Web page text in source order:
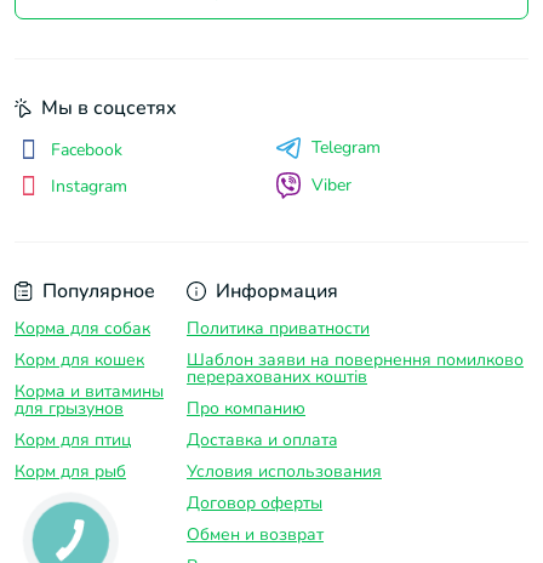
Популярное
Корма для собак
Корм для кошек
Корма и витамины
для грызунов
Корм для птиц
Корм для рыб
Информация
Политика приватности
Шаблон заяви на повернення помилково
перерахованих коштів
Про компанию
Доставка и оплатa
Условия использования
Договор оферты
Обмен и возврат
Мы в соцсетях
Facebook
Instagram
Telegram
Viber